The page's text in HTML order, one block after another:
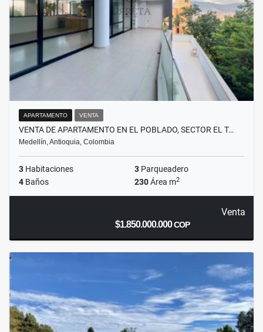
APARTAMENTO VENTA
VENTA DE APARTAMENTO EN EL POBLADO, SECTOR EL T…
Medellín, Antioquia, Colombia
3 Habitaciones 3 Parqueadero
4 Baños 230Área m2
Venta
$1.850.000.000COP